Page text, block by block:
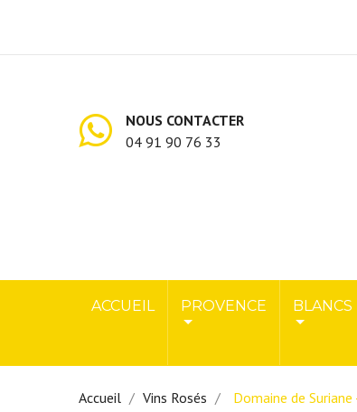
NOUS CONTACTER
04 91 90 76 33
ACCUEIL PROVENCE BLANCS
Accueil Vins Rosés Domaine de